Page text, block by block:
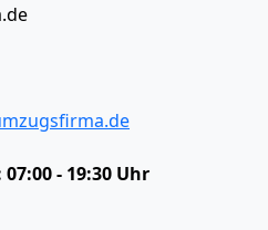
07:00 - 19:30 Uhr